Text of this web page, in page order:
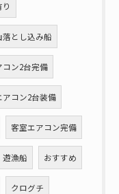
とし込み船
コン2台完備
アコン2台装備
客室エアコン完備
遊漁船 おすすめ
クログチ